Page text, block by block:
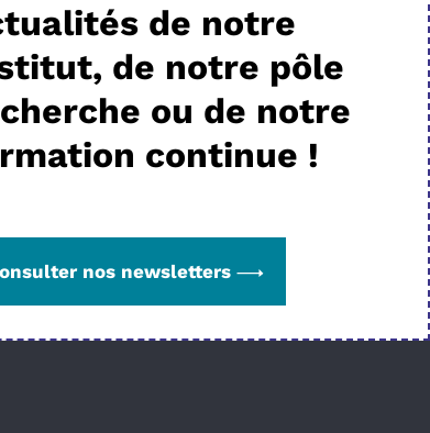
de notre
de notre pôle
ou de notre
continue !
nos newsletters